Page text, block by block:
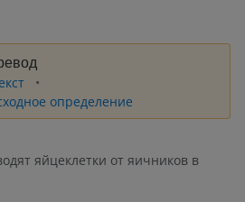
определение
яйцеклетки от яичников в